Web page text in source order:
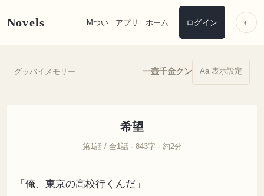
Novels Mつい アプリ ホーム ログイン ◐
グッバイメモリー 一壺千金クン Aa 表示設定
希望
第1話 / 全1話 · 843字 · 約2分
「俺、東京の高校行くんだ」